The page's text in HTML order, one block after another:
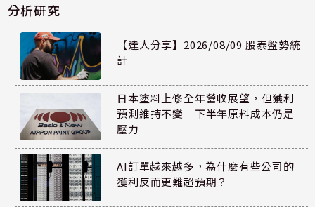
分析研究
【達人分享】2026/08/09 股泰盤勢統
計
日本塗料上修全年營收展望，但獲利
預測維持不變 下半年原料成本仍是
壓力
AI訂單越來越多，為什麼有些公司的
獲利反而更難超預期？